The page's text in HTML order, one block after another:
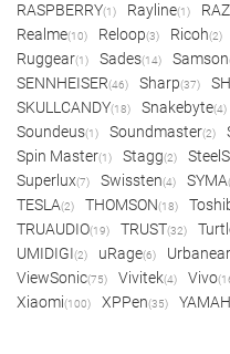
RASPBERRY(1) Rayline(1)
Realme(10) Reloop(3) Ricoh(2)
Ruggear(1) Sades(14) Samson
SENNHEISER(46) Sharp(37)
SKULLCANDY(18) Snakebyte(4)
Soundeus(1) Soundmaster(2)
Spin Master(1) Stagg(2)
Superlux(7) Swissten(4) SYMA
TESLA(2) THOMSON(18)
TRUAUDIO(19) TRUST(32)
UMIDIGI(2) uRage(6)
ViewSonic(75) Vivitek(4) Vivo
Xiaomi(100) XPPen(35)